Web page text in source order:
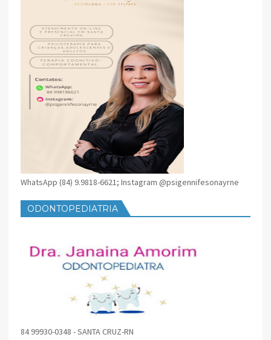
WhatsApp (84) 9.9818-6621; Instagram @psigennifesonayrne
ODONTOPEDIATRIA
84 99930-0348 - SANTA CRUZ-RN